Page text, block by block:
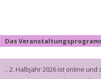
Das
.. 2. Halbjahr 2026 ist online und